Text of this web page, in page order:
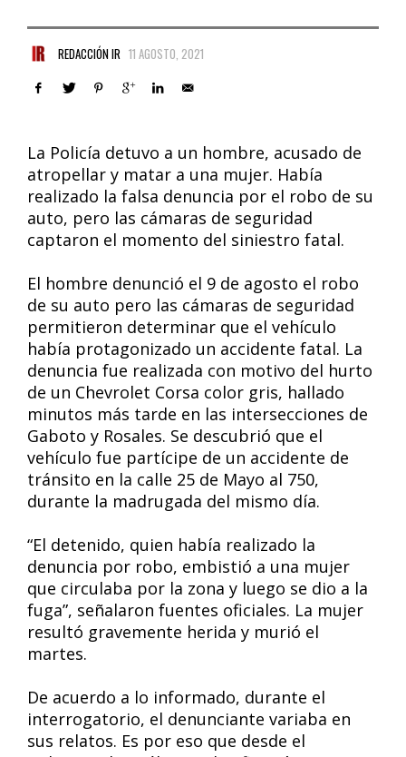
REDACCIÓN IR 11 AGOSTO, 2021
La Policía detuvo a un hombre, acusado de
atropellar y matar a una mujer. Había
realizado la falsa denuncia por el robo de su
auto, pero las cámaras de seguridad
captaron el momento del siniestro fatal.
El hombre denunció el 9 de agosto el robo
de su auto pero las cámaras de seguridad
permitieron determinar que el vehículo
había protagonizado un accidente fatal. La
denuncia fue realizada con motivo del hurto
de un Chevrolet Corsa color gris, hallado
minutos más tarde en las intersecciones de
Gaboto y Rosales. Se descubrió que el
vehículo fue partícipe de un accidente de
tránsito en la calle 25 de Mayo al 750,
durante la madrugada del mismo día.
“El detenido, quien había realizado la
denuncia por robo, embistió a una mujer
que circulaba por la zona y luego se dio a la
fuga”, señalaron fuentes oficiales. La mujer
resultó gravemente herida y murió el
martes.
De acuerdo a lo informado, durante el
interrogatorio, el denunciante variaba en
sus relatos. Es por eso que desde el